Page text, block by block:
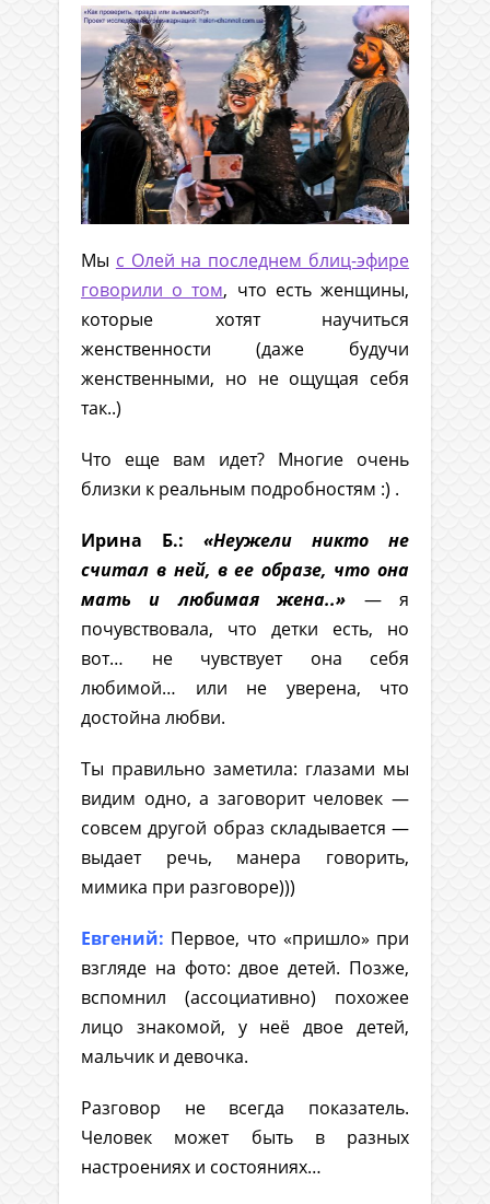
Мы с Олей на последнем блиц-эфире
говорили о том, что есть женщины,
которые хотят научиться
женственности (даже будучи
женственными, но не ощущая себя
так..)
Что еще вам идет? Многие очень
близки к реальным подробностям :) .
Ирина Б.: «Неужели никто не
считал в ней, в ее образе, что она
мать и любимая жена..» — я
почувствовала, что детки есть, но
вот… не чувствует она себя
любимой… или не уверена, что
достойна любви.
Ты правильно заметила: глазами мы
видим одно, а заговорит человек —
совсем другой образ складывается —
выдает речь, манера говорить,
мимика при разговоре)))
Евгений: Первое, что «пришло» при
взгляде на фото: двое детей. Позже,
вспомнил (ассоциативно) похожее
лицо знакомой, у неё двое детей,
мальчик и девочка.
Разговор не всегда показатель.
Человек может быть в разных
настроениях и состояниях…